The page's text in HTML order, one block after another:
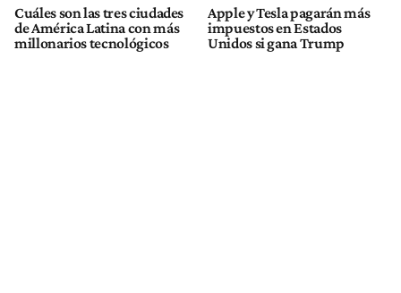
Cuáles son las tres ciudades
de América Latina con más
millonarios tecnológicos
Apple y Tesla pagarán más
impuestos en Estados
Unidos si gana Trump